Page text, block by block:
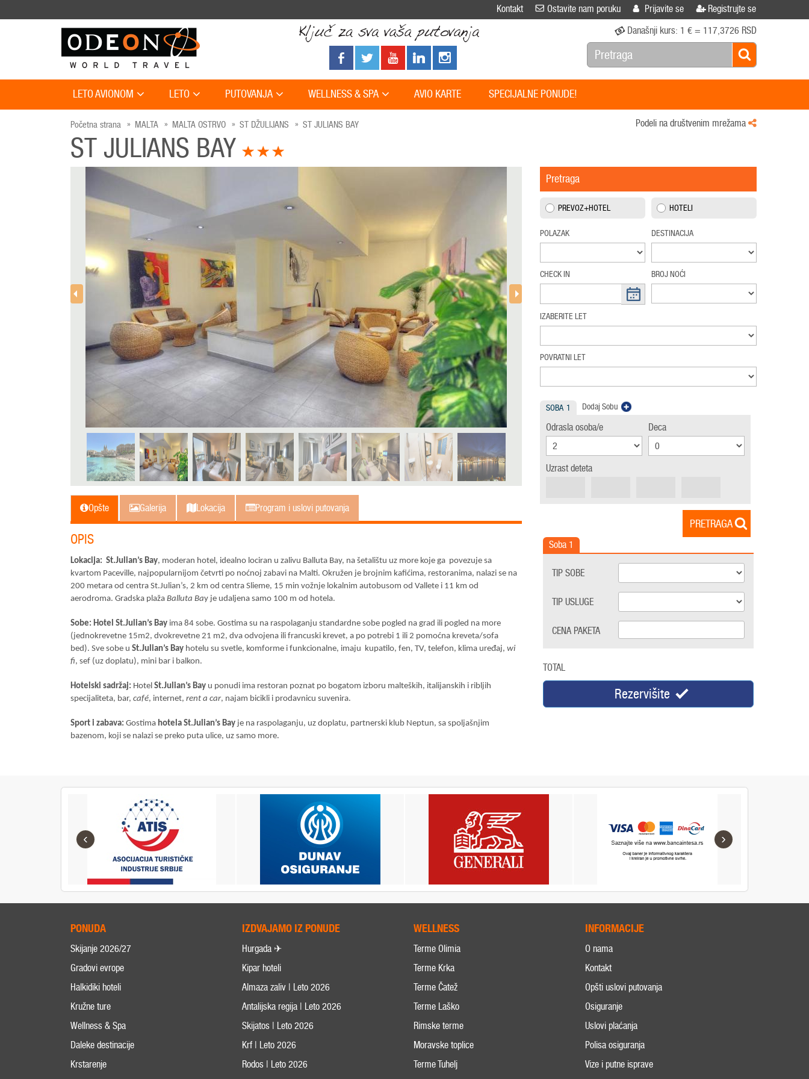
Kontakt Ostavite nam poruku Prijavite se Registrujte se
LETO AVIONOM LETO PUTOVANJA WELLNESS & SPA AVIO KARTE SPECIJALNE PONUDE!
Današnji kurs: 1 € = 117,3726 RSD
Početna strana MALTA MALTA OSTRVO ST DŽULIJANS ST JULIANS BAY Podeli na društvenim mrežama
ST JULIANS BAY
Opšte Galerija Lokacija Program i uslovi putovanja
OPIS
Lokacija: St.Julian’s Bay, moderan hotel, idealno lociran u zalivu Balluta Bay, na šetalištu uz more koje ga povezuje sa
kvartom Paceville, najpopularnijom četvrti po noćnoj zabavi na Malti. Okružen je brojnim kafićima, restoranima, nalazi se na
200 metara od centra St.Julian’s, 2 km od centra Slieme, 15 min vožnje lokalnim autobusom od Vallete i 11 km od
aerodroma. Gradska plaža Balluta Bay je udaljena samo 100 m od hotela.
Sobe: Hotel St.Julian’s Bay ima 84 sobe. Gostima su na raspolaganju standardne sobe pogled na grad ili pogled na more
(jednokrevetne 15m2, dvokrevetne 21 m2, dva odvojena ili francuski krevet, a po potrebi 1 ili 2 pomoćna kreveta/sofa
bed). Sve sobe u St.Julian’s Bay hotelu su svetle, komforme i funkcionalne, imaju kupatilo, fen, TV, telefon, klima uređaj, wi
fi, sef (uz doplatu), mini bar i balkon.
Hotelski sadržaj: Hotel St.Julian’s Bay u ponudi ima restoran poznat po bogatom izboru malteških, italijanskih i ribljih
specijaliteta, bar, café, internet, rent a car, najam bicikli i prodavnicu suvenira.
Sport i zabava: Gostima hotela St.Julian’s Bay je na raspolaganju, uz doplatu, partnerski klub Neptun, sa spoljašnjim
bazenom, koji se nalazi se preko puta ulice, uz samo more.
Pretraga
PREVOZ+HOTEL HOTELI
POLAZAK DESTINACIJA
CHECK IN BROJ NOĆI
IZABERITE LET
POVRATNI LET
SOBA 1 Dodaj Sobu
Odrasla osoba/e Deca
Uzrast deteta
PRETRAGA
Soba 1
TIP SOBE
TIP USLUGE
CENA PAKETA
TOTAL
Rezervišite
‹ ›
PONUDA
Skijanje 2026/27
Gradovi evrope
Halkidiki hoteli
Kružne ture
Wellness & Spa
Daleke destinacije
Krstarenje
IZDVAJAMO IZ PONUDE
Hurgada ✈
Kipar hoteli
Almaza zaliv | Leto 2026
Antalijska regija | Leto 2026
Skijatos | Leto 2026
Krf | Leto 2026
Rodos | Leto 2026
WELLNESS
Terme Olimia
Terme Krka
Terme Čatež
Terme Laško
Rimske terme
Moravske toplice
Terme Tuhelj
INFORMACIJE
O nama
Kontakt
Opšti uslovi putovanja
Osiguranje
Uslovi plaćanja
Polisa osiguranja
Vize i putne isprave